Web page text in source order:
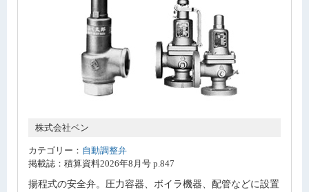
株式会社ベン
カテゴリー： 自動調整弁
掲載誌：積算資料2026年8月号 p.847
揚程式の安全弁。圧力容器、ボイラ機器、配管などに設置